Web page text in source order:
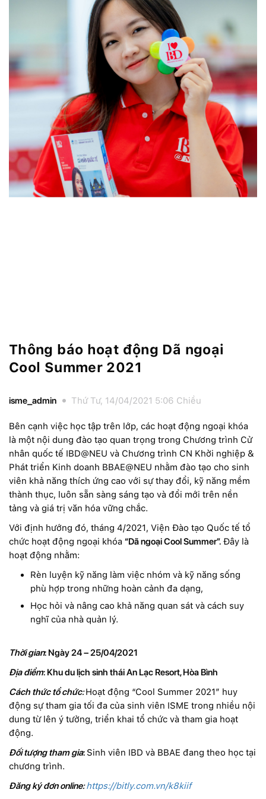
Thông báo hoạt động Dã ngoại
Cool Summer 2021
isme_admin Thứ Tư, 14/04/2021 5:06 Chiều
Bên cạnh việc học tập trên lớp, các hoạt động ngoại khóa
là một nội dung đào tạo quan trọng trong Chương trình Cử
nhân quốc tế IBD@NEU và Chương trình CN Khởi nghiệp &
Phát triển Kinh doanh BBAE@NEU nhằm đào tạo cho sinh
viên khả năng thích ứng cao với sự thay đổi, kỹ năng mềm
thành thục, luôn sẵn sàng sáng tạo và đổi mới trên nền
tảng và giá trị văn hóa vững chắc.
Với định hướng đó, tháng 4/2021, Viện Đào tạo Quốc tế tổ
chức hoạt động ngoại khóa “Dã ngoại Cool Summer”. Đây là
hoạt động nhằm:
Rèn luyện kỹ năng làm việc nhóm và kỹ năng sống
phù hợp trong những hoàn cảnh đa dạng,
Học hỏi và nâng cao khả năng quan sát và cách suy
nghĩ của nhà quản lý.
Thời gian: Ngày 24 – 25/04/2021
Địa điểm: Khu du lịch sinh thái An Lạc Resort, Hòa Bình
Cách thức tổ chức:Hoạt động “Cool Summer 2021” huy
động sự tham gia tối đa của sinh viên ISME trong nhiều nội
dung từ lên ý tưởng, triển khai tổ chức và tham gia hoạt
động.
Đối tượng tham gia: Sinh viên IBD và BBAE đang theo học tại
chương trình.
Đăng ký đơn online:https://bitly.com.vn/k8kiif